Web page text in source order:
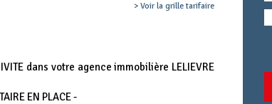
> Voir la grille tarifaire
dans votre agence immobilière LELIEVRE
EN PLACE -